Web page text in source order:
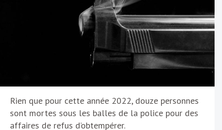
Rien que pour cette année 2022, douze personnes
sont mortes sous les balles de la police pour des
affaires de refus d’obtempérer.